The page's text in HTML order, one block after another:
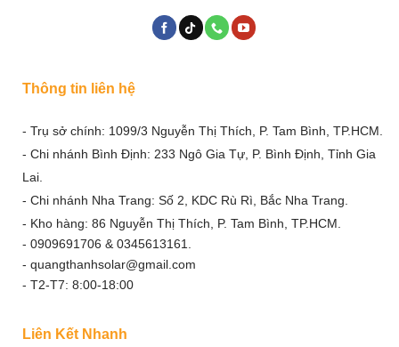
Liên Kết Nhanh
Thông tin liên hệ
- Trụ sở chính: 1099/3 Nguyễn Thị Thích, P. Tam Bình, TP.HCM.
- Chi nhánh Bình Định: 233 Ngô Gia Tự, P. Bình Định, Tỉnh Gia
Lai.
- Chi nhánh Nha Trang: Số 2, KDC Rù Rì, Bắc Nha Trang.
- Kho hàng: 86 Nguyễn Thị Thích, P. Tam Bình, TP.HCM.
- 0909691706 & 0345613161.
- quangthanhsolar@gmail.com
- T2-T7: 8:00-18:00